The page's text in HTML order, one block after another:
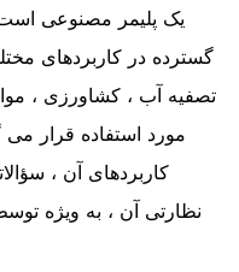
گسترده در کاربردهای
تصفیه آب ، کشاورزی ،
مورد استفاده قرار
کاربردهای آن ،
نظارتی آن ، به ویژه